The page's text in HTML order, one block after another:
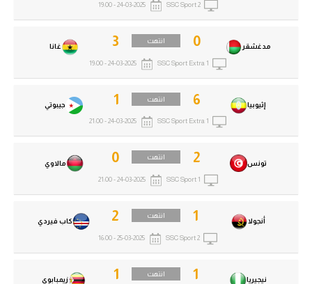
نيجيريا 1 انتهت
زيمبابوي 1
أنجولا 1 انتهت
كاب فيردي 2
SSC Sport 2
25-03-2025 - 16:00
تونس 2 انتهت
مالاوي 0
SSC Sport 1
24-03-2025 - 21:00
إثيوبيا 6 انتهت
جيبوتي 1
SSC Sport Extra 1
24-03-2025 - 21:00
مدغشقر 0 انتهت
غانا 3
SSC Sport Extra 1
24-03-2025 - 19:00
SSC Sport 2
24-03-2025 - 19:00